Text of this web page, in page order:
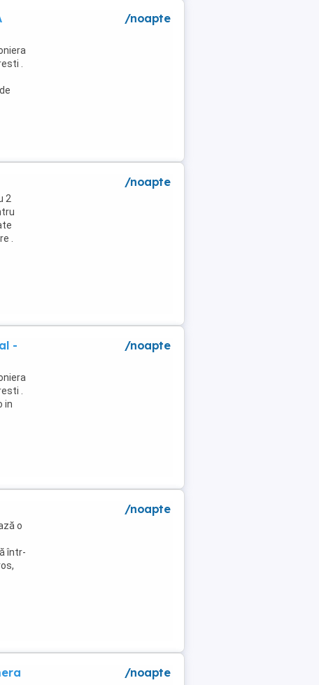
.
/noapte
2
.
/noapte
-
.
in
/noapte
o
într-
/noapte
/noapte